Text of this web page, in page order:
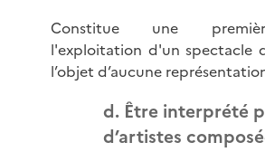
Constitue une
l'exploitation d'un spectacle
l’objet d’aucune
d. Être interprété
d’artistes